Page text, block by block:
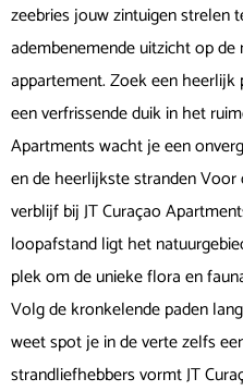
zeebries jouw zintuigen strelen
adembenemende uitzicht op
appartement. Zoek een
een verfrissende duik in het
Apartments wacht je een
en de heerlijkste stranden
verblijf bij JT Curaçao
loopafstand ligt het
plek om de unieke flora en
Volg de kronkelende paden
weet spot je in de verte zelfs
strandliefhebbers vormt JT